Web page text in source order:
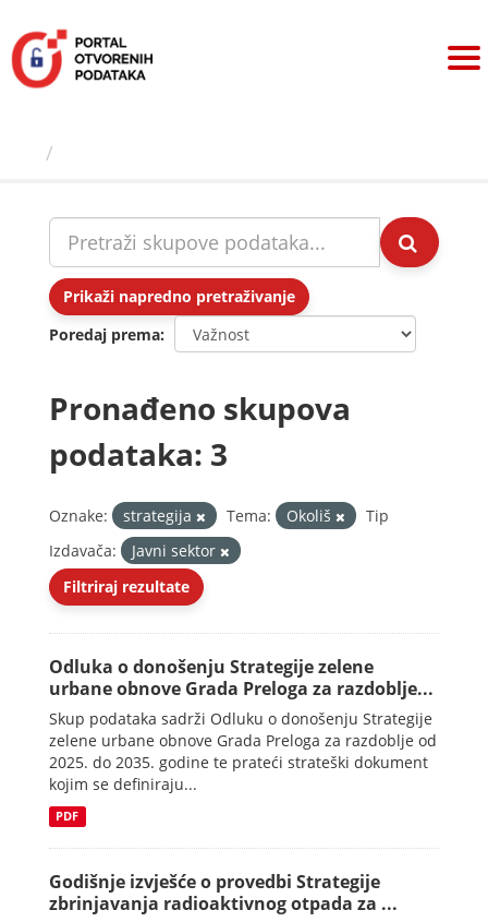
sadržaj
Prikaži napredno pretraživanje
Poredaj prema
Pronađeno skupova
podataka: 3
Oznake: strategija Tema: Okoliš
Tip
Izdavača:
Javni sektor
Filtriraj rezultate
Odluka o donošenju Strategije zelene
urbane obnove Grada Preloga za razdoblje...
Skup podataka sadrži Odluku o donošenju Strategije
zelene urbane obnove Grada Preloga za razdoblje od
2025. do 2035. godine te prateći strateški dokument
kojim se definiraju...
PDF
Godišnje izvješće o provedbi Strategije
zbrinjavanja radioaktivnog otpada za ...